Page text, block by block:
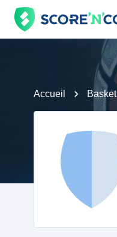
Accueil Basket